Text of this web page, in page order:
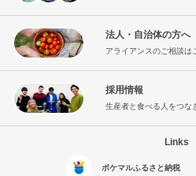
法人・自治体の方へ
アライアンスのご相談は
採用情報
生産者と食べる人をつな
Links
ポケマルふるさと納税